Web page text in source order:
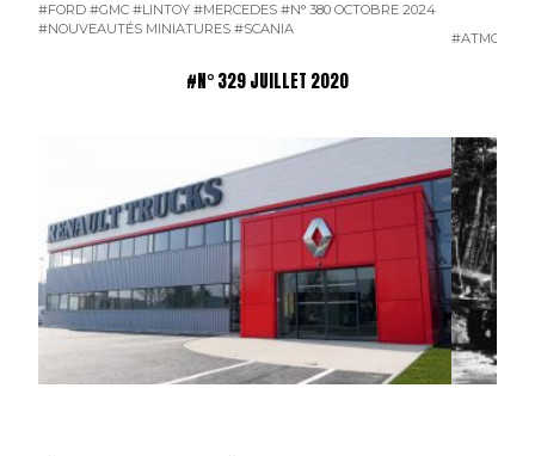
#FORD #GMC #LINTOY #MERCEDES #N° 380 OCTOBRE 2024
#NOUVEAUTÉS MINIATURES #SCANIA
#N° 329 JUILLET 2020